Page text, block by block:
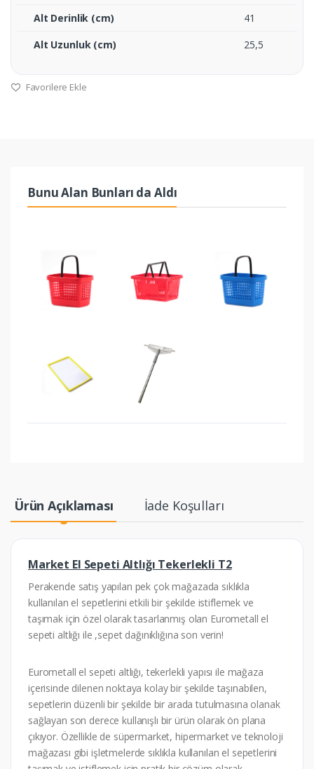
Alt Derinlik (cm)
41
Alt Uzunluk (cm)
25,5
Favorilere Ekle
Bunu Alan Bunları da Aldı
Ürün Açıklaması İade Koşulları
Market El Sepeti Altlığı Tekerlekli T2
Perakende satış yapılan pek çok mağazada sıklıkla
kullanılan el sepetlerini etkili bir şekilde istiflemek ve
taşımak için özel olarak tasarlanmış olan Eurometall el
sepeti altlığı ile ,sepet dağınıklığına son verin!
Eurometall el sepeti altlığı, tekerlekli yapısı ile mağaza
içerisinde dilenen noktaya kolay bir şekilde taşınabilen,
sepetlerin düzenli bir şekilde bir arada tutulmasına olanak
sağlayan son derece kullanışlı bir ürün olarak ön plana
çıkıyor. Özellikle de süpermarket, hipermarket ve teknoloji
mağazası gibi işletmelerde sıklıkla kullanılan el sepetlerini